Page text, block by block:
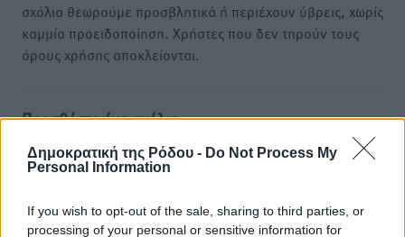
Δημοκρατική της Ρόδου - Do Not Process My
Personal Information
If you wish to opt-out of the sale, sharing to third parties, or
processing of your personal or sensitive information for
σχόλια θεωρούμε προσβλητικά ή περιέχουν ύβρεις, χωρίς
καμμία προειδοποίηση. Χρήστες που δεν τηρούν τους
όρους χρήσης αποκλείονται.
Προσθέστε ένα σχόλιο
Πρέπει να συμπληρωθούν όλα τα πεδία για την
υποβολή του σχολίου.